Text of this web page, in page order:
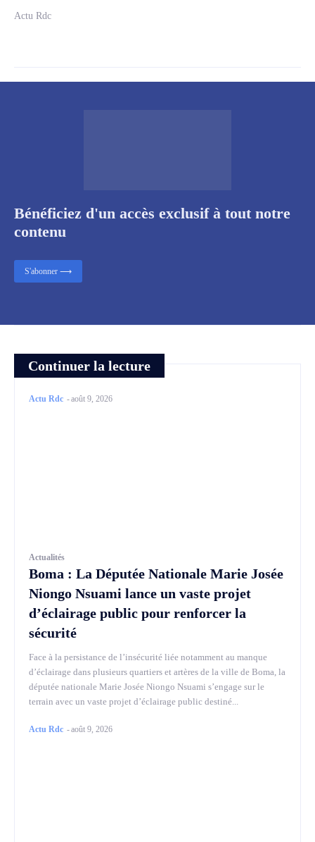
Actu Rdc
Continuer la lecture
Actu Rdc -août 9, 2026
Actualités
Boma : La Députée Nationale Marie Josée
Niongo Nsuami lance un vaste projet
d’éclairage public pour renforcer la
sécurité
Face à la persistance de l’insécurité liée notamment au manque
d’éclairage dans plusieurs quartiers et artères de la ville de Boma, la
députée nationale Marie Josée Niongo Nsuami s’engage sur le
terrain avec un vaste projet d’éclairage public destiné...
Actu Rdc -août 9, 2026
Bénéficiez d'un accès exclusif à tout notre
contenu
S'abonner ⟶